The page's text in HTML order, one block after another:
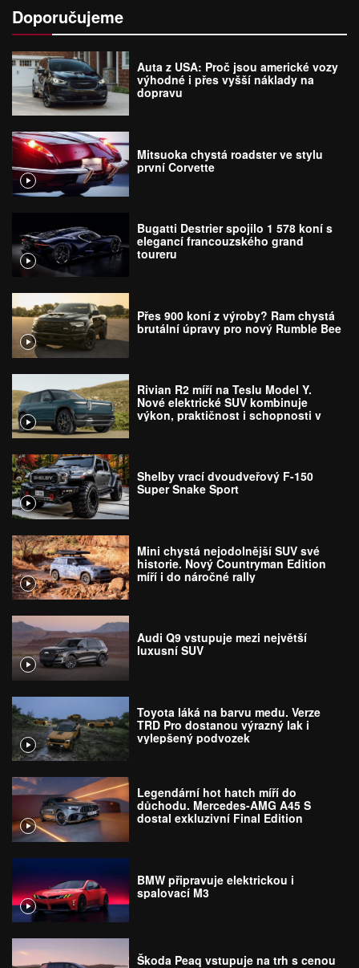
Doporučujeme
Auta z USA: Proč jsou americké vozy
výhodné i přes vyšší náklady na
dopravu
Mitsuoka chystá roadster ve stylu
první Corvette
Bugatti Destrier spojilo 1 578 koní s
elegancí francouzského grand
toureru
Přes 900 koní z výroby? Ram chystá
brutální úpravy pro nový Rumble Bee
Rivian R2 míří na Teslu Model Y.
Nové elektrické SUV kombinuje
výkon, praktičnost i schopnosti v
Shelby vrací dvoudveřový F-150
Super Snake Sport
Mini chystá nejodolnější SUV své
historie. Nový Countryman Edition
míří i do náročné rally
Audi Q9 vstupuje mezi největší
luxusní SUV
Toyota láká na barvu medu. Verze
TRD Pro dostanou výrazný lak i
vylepšený podvozek
Legendární hot hatch míří do
důchodu. Mercedes-AMG A45 S
dostal exkluzivní Final Edition
BMW připravuje elektrickou i
spalovací M3
Škoda Peaq vstupuje na trh s cenou